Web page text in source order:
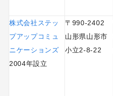
株式会社ステッ
プアップコミュ
ニケーションズ
2004年設立
〒990-2402
山形県山形市
小立2-8-22